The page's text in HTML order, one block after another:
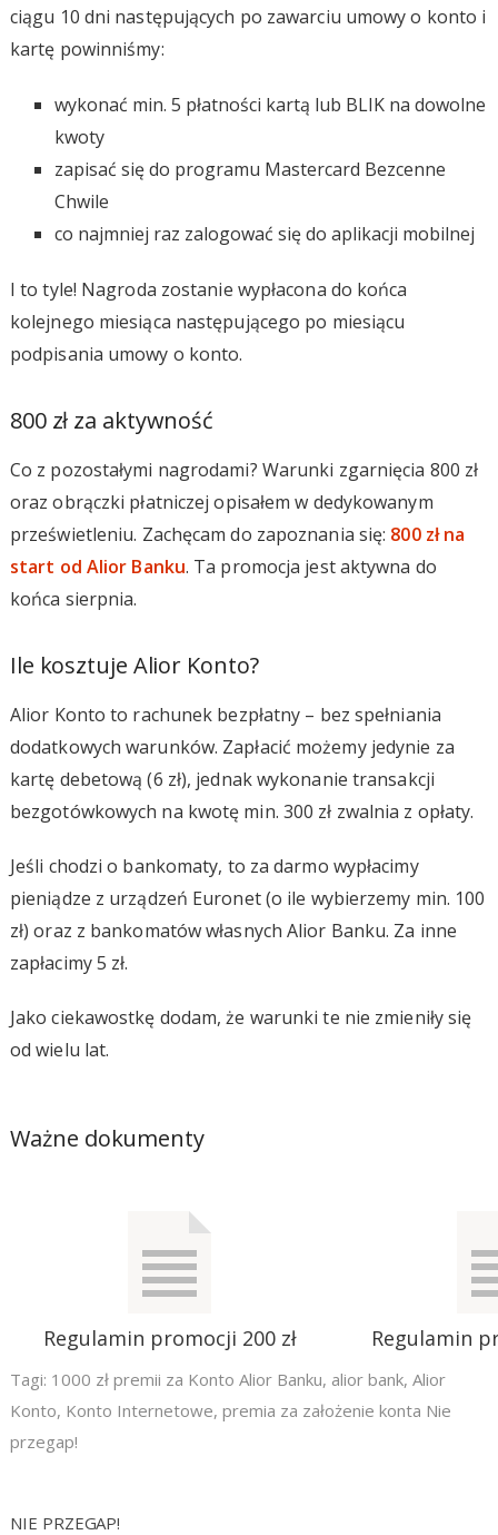
ciągu 10 dni następujących po zawarciu umowy o konto i
kartę powinniśmy:
wykonać min. 5 płatności kartą lub BLIK na dowolne
kwoty
zapisać się do programu Mastercard Bezcenne
Chwile
co najmniej raz zalogować się do aplikacji mobilnej
I to tyle! Nagroda zostanie wypłacona do końca
kolejnego miesiąca następującego po miesiącu
podpisania umowy o konto.
800 zł za aktywność
Co z pozostałymi nagrodami? Warunki zgarnięcia 800 zł
oraz obrączki płatniczej opisałem w dedykowanym
prześwietleniu. Zachęcam do zapoznania się: 800 zł na
start od Alior Banku. Ta promocja jest aktywna do
końca sierpnia.
Ile kosztuje Alior Konto?
Alior Konto to rachunek bezpłatny – bez spełniania
dodatkowych warunków. Zapłacić możemy jedynie za
kartę debetową (6 zł), jednak wykonanie transakcji
bezgotówkowych na kwotę min. 300 zł zwalnia z opłaty.
Jeśli chodzi o bankomaty, to za darmo wypłacimy
pieniądze z urządzeń Euronet (o ile wybierzemy min. 100
zł) oraz z bankomatów własnych Alior Banku. Za inne
zapłacimy 5 zł.
Jako ciekawostkę dodam, że warunki te nie zmieniły się
od wielu lat.
Ważne dokumenty
Regulamin promocji 200 zł Regulamin
Tagi: 1000 zł premii za Konto Alior Banku, alior bank, Alior
Konto, Konto Internetowe, premia za założenie konta Nie
przegap!
NIE PRZEGAP!